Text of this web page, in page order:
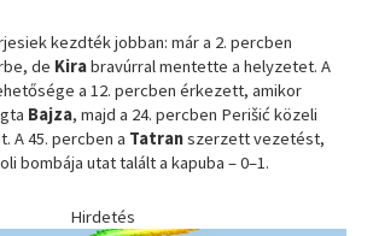
kezdték jobban: már a 2. percben
de Kirabravúrral mentette a helyzetet. A
a 12. percben érkezett, amikor
Bajza, majd a 24. percben Perišić közeli
A 45. percben a Tatranszerzett vezetést,
bombája utat talált a kapuba – 0–1.
Hirdetés